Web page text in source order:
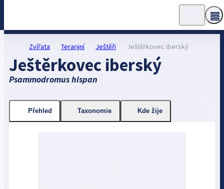
Zvířata Terarijní Ještěři Ještěrkovec iberský
Ještěrkovec iberský
Psammodromus hispan
Přehled Taxonomie Kde žije